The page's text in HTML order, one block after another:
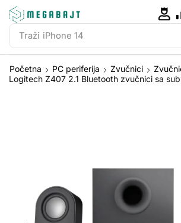
Traži iPhone 14
Početna PC periferija Zvučnici
Logitech Z407 2.1 Bluetooth zvučnici sa